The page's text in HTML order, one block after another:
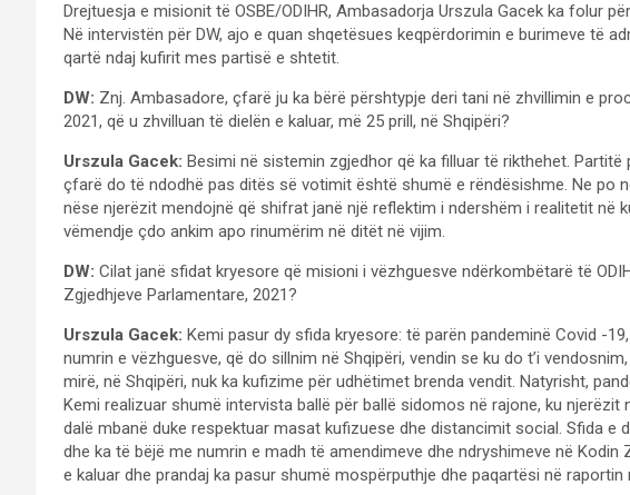
Drejtuesja e misionit të OSBE/ODIHR, Ambasadorja Urszula Gacek ka folur
Në intervistën për DW, ajo e quan shqetësues keqpërdorimin e burimeve të
qartë ndaj kufirit mes partisë e shtetit.
DW: Znj. Ambasadore, çfarë ju ka bërë përshtypje deri tani në zhvillimin e
2021, që u zhvilluan të dielën e kaluar, më 25 prill, në Shqipëri?
Urszula Gacek: Besimi në sistemin zgjedhor që ka filluar të rikthehet.
çfarë do të ndodhë pas ditës së votimit është shumë e rëndësishme. Ne po
nëse njerëzit mendojnë që shifrat janë një reflektim i ndershëm i realitetit në
vëmendje çdo ankim apo rinumërim në ditët në vijim.
DW: Cilat janë sfidat kryesore që misioni i vëzhguesve ndërkombëtarë të
Zgjedhjeve Parlamentare, 2021?
Urszula Gacek: Kemi pasur dy sfida kryesore: të parën pandeminë Covid -
numrin e vëzhguesve, që do sillnim në Shqipëri, vendin se ku do t’i
mirë, në Shqipëri, nuk ka kufizime për udhëtimet brenda vendit. Natyrisht,
Kemi realizuar shumë intervista ballë për ballë sidomos në rajone, ku
dalë mbanë duke respektuar masat kufizuese dhe distancimit social. Sfida e
dhe ka të bëjë me numrin e madh të amendimeve dhe ndryshimeve në Kodin
e kaluar dhe prandaj ka pasur shumë mospërputhje dhe paqartësi në